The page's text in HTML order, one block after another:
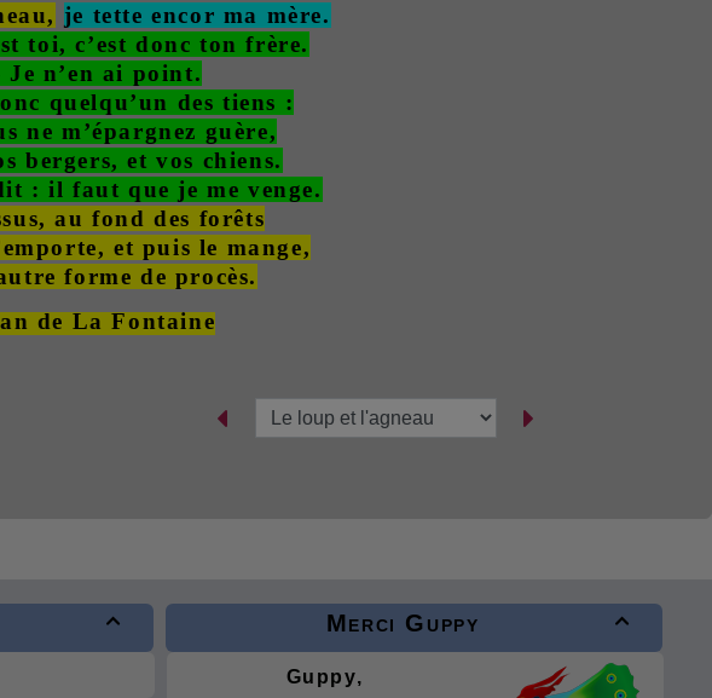
je tette encor ma mère.
toi, c’est donc ton frère.
Je n’en ai point.
quelqu’un des tiens :
ne m’épargnez guère,
bergers, et vos chiens.
: il faut que je me venge.
au fond des forêts
et puis le mange,
forme de procès.
de La Fontaine
 
Merci Guppy
Guppy,